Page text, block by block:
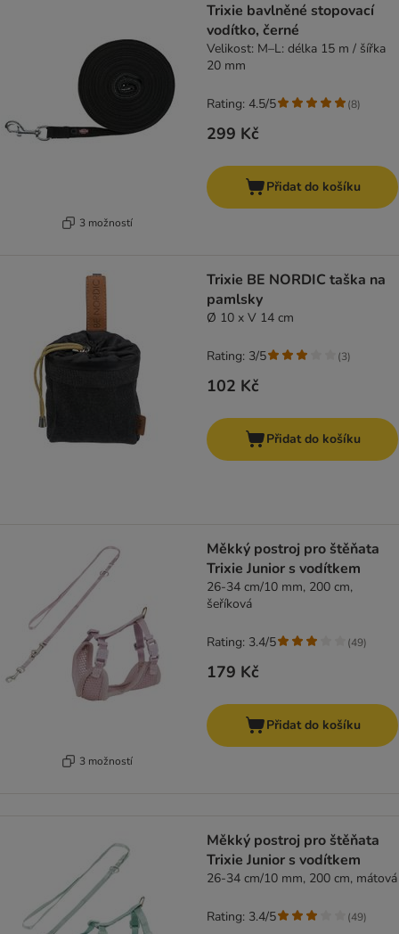
3 možností
Trixie bavlněné stopovací
vodítko, černé
Velikost: M–L: délka 15 m / šířka
20 mm
299 Kč
Rating: 4.5/5 (8)
Přidat do košíku
Trixie BE NORDIC taška na
pamlsky
Ø 10 x V 14 cm
102 Kč
Rating: 3/5 (3)
Přidat do košíku
3 možností
Měkký postroj pro štěňata
Trixie Junior s vodítkem
26-34 cm/10 mm, 200 cm,
šeříková
179 Kč
Rating: 3.4/5 (49)
Přidat do košíku
Měkký postroj pro štěňata
Trixie Junior s vodítkem
26-34 cm/10 mm, 200 cm, mátová
Rating: 3.4/5 (49)